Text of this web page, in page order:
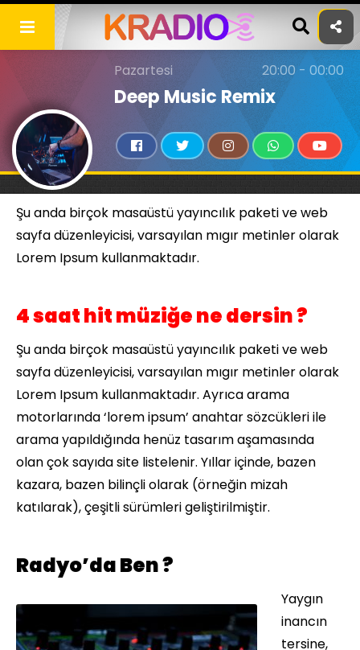
Skip
content
Pazartesi
20:00 - 00:00
Deep Music Remix
Şu anda birçok masaüstü yayıncılık paketi ve web
sayfa düzenleyicisi, varsayılan mıgır metinler olarak
Lorem Ipsum kullanmaktadır.
4 saat hit müziğe ne dersin ?
Şu anda birçok masaüstü yayıncılık paketi ve web
sayfa düzenleyicisi, varsayılan mıgır metinler olarak
Lorem Ipsum kullanmaktadır. Ayrıca arama
motorlarında ‘lorem ipsum’ anahtar sözcükleri ile
arama yapıldığında henüz tasarım aşamasında
olan çok sayıda site listelenir. Yıllar içinde, bazen
kazara, bazen bilinçli olarak (örneğin mizah
katılarak), çeşitli sürümleri geliştirilmiştir.
Radyo’da Ben ?
Yaygın
inancın
tersine,